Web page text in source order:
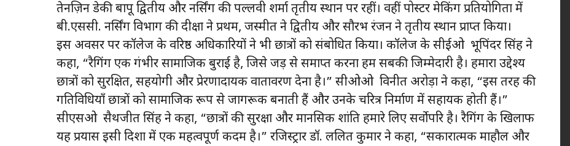
तेनज़िन डेकी बापू द्वितीय और नर्सिंग की पल्लवी शर्मा तृतीय स्थान पर रहीं। वहीं पोस्टर मेकिंग प्रतियोगिता में
बी.एससी. नर्सिंग विभाग की दीक्षा ने प्रथम, जस्मीत ने द्वितीय और सौरभ रंजन ने तृतीय स्थान प्राप्त किया।
इस अवसर पर कॉलेज के वरिष्ठ अधिकारियों ने भी छात्रों को संबोधित किया। कॉलेज के सीईओ भूपिंदर सिंह ने
कहा, “रैगिंग एक गंभीर सामाजिक बुराई है, जिसे जड़ से समाप्त करना हम सबकी जिम्मेदारी है। हमारा उद्देश्य
छात्रों को सुरक्षित, सहयोगी और प्रेरणादायक वातावरण देना है।” सीओओ विनीत अरोड़ा ने कहा, “इस तरह की
गतिविधियाँ छात्रों को सामाजिक रूप से जागरूक बनाती हैं और उनके चरित्र निर्माण में सहायक होती हैं।”
सीएसओ सैथजीत सिंह ने कहा, “छात्रों की सुरक्षा और मानसिक शांति हमारे लिए सर्वोपरि है। रैगिंग के खिलाफ
यह प्रयास इसी दिशा में एक महत्वपूर्ण कदम है।” रजिस्ट्रार डॉ. ललित कुमार ने कहा, “सकारात्मक माहौल और